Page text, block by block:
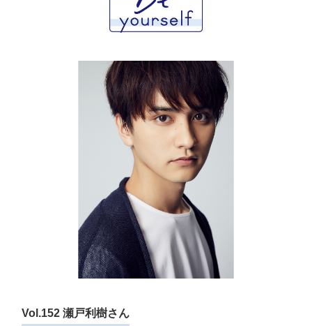
Vol.152 瀬戸利樹さん